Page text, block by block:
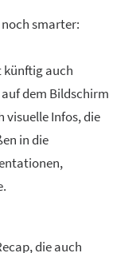
smarter:
auch
dem Bildschirm
visuelle Infos, die
in die
die auch